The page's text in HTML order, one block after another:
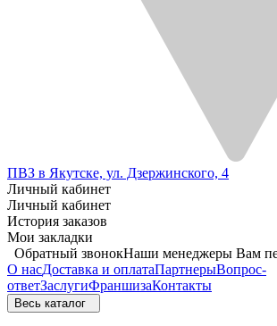
ПВЗ в Якутске, ул. Дзержинского, 4
Личный кабинет
Личный кабинет
История заказов
Мои закладки
Обратный звонокНаши менеджеры Вам
О насДоставка и оплатаПартнерыВопрос-
ответЗаслугиФраншизаКонтакты
Весь каталог